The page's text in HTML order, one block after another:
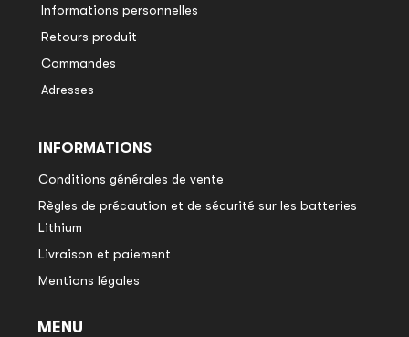
Informations personnelles
Retours produit
Commandes
Adresses
INFORMATIONS
Conditions générales de vente
Règles de précaution et de sécurité sur les batteries
Lithium
Livraison et paiement
Mentions légales
MENU